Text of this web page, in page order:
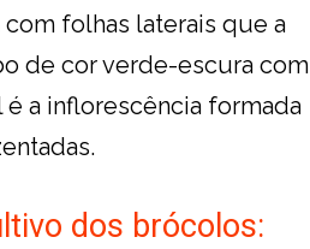
folhas laterais que a
de cor verde-escura com
a inflorescência formada
dos brócolos: